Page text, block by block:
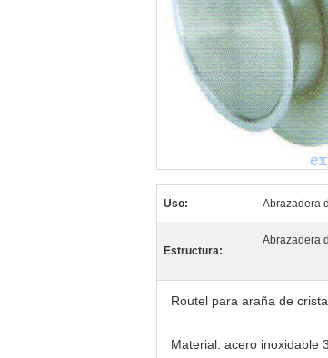
Uso: Abrazadera
Estructura:
Abrazadera
Routel para araña de
Material: acero inoxidable